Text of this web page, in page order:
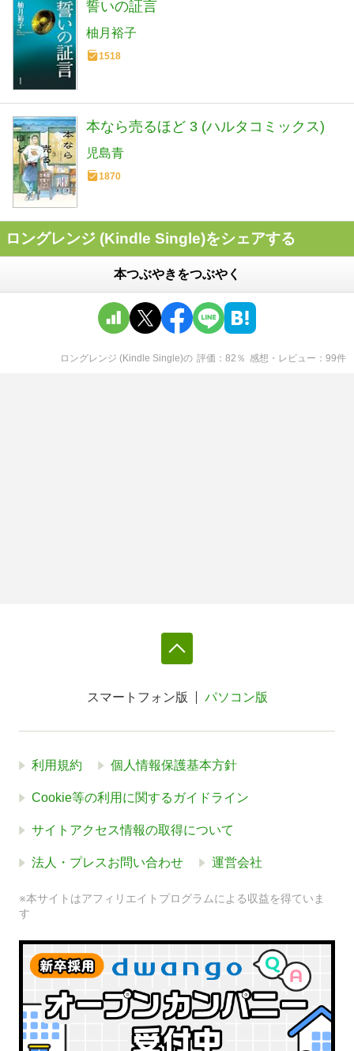
誓いの証言
柚月裕子
1518
本なら売るほど 3 (ハルタコミックス)
児島青
1870
ロングレンジ (Kindle Single)をシェアする
本つぶやきをつぶやく
ロングレンジ (Kindle Single)の 評価 82 ％ 感想・レビュー 99件
スマートフォン版 パソコン版
利用規約 個人情報保護基本方針
Cookie等の利用に関するガイドライン
サイトアクセス情報の取得について
法人・プレスお問い合わせ 運営会社
※本サイトはアフィリエイトプログラムによる収益を得ていま
す